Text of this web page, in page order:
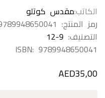
الكاتبمقدس كوتلو
رمز المنتج: 9789948650041
التصنيف: 12-9
ISBN:9789948650041
AED35,00